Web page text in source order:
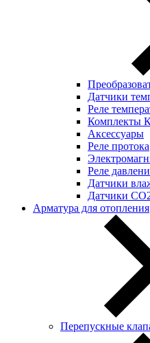
Датчики
Реле
Комплекты
Аксессуары
Реле протока
Реле
Датчики
Датчики
Арматура для отопления
Перепускные